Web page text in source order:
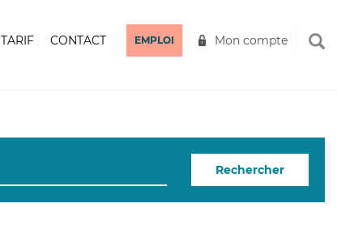
TARIF CONTACT EMPLOI Mon compte
Rechercher